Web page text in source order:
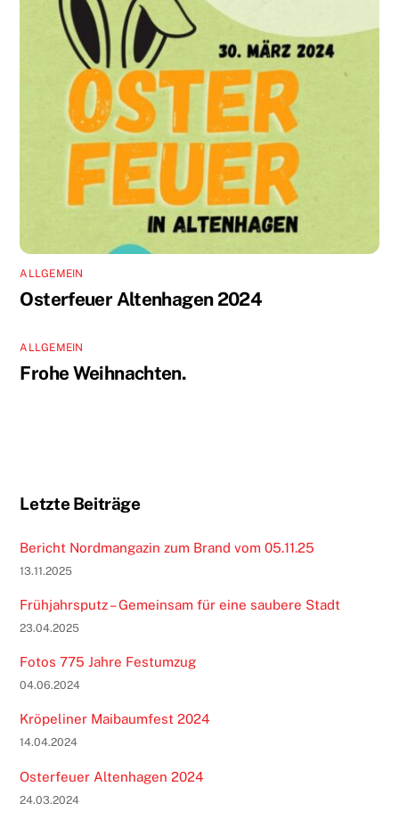
ALLGEMEIN
Osterfeuer Altenhagen 2024
ALLGEMEIN
Frohe Weihnachten.
Letzte Beiträge
Bericht Nordmangazin zum Brand vom 05.11.25
13.11.2025
Frühjahrsputz – Gemeinsam für eine saubere Stadt
23.04.2025
Fotos 775 Jahre Festumzug
04.06.2024
Kröpeliner Maibaumfest 2024
14.04.2024
Osterfeuer Altenhagen 2024
24.03.2024